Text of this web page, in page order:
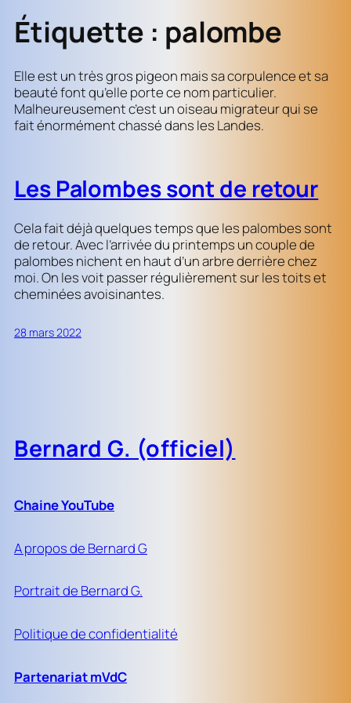
Étiquette : palombe
Elle est un très gros pigeon mais sa corpulence et sa
beauté font qu’elle porte ce nom particulier.
Malheureusement c’est un oiseau migrateur qui se
fait énormément chassé dans les Landes.
Les Palombes sont de retour
Cela fait déjà quelques temps que les palombes sont
de retour. Avec l’arrivée du printemps un couple de
palombes nichent en haut d’un arbre derrière chez
moi. On les voit passer régulièrement sur les toits et
cheminées avoisinantes.
28 mars 2022
Bernard G. (officiel)
Chaine YouTube
A propos de Bernard G
Portrait de Bernard G.
Politique de confidentialité
Partenariat mVdC